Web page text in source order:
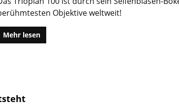
Objektive weltweit!
Mehr lesen